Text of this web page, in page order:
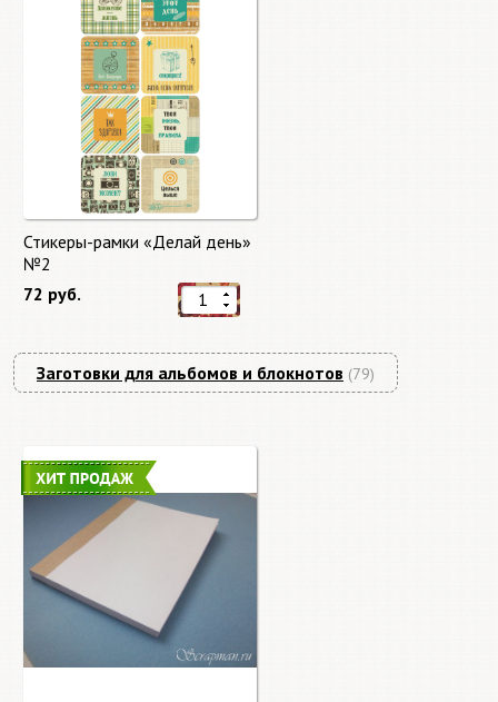
Стикеры-рамки «Делай день»
№2
72 руб.
Заготовки для альбомов и блокнотов (79)